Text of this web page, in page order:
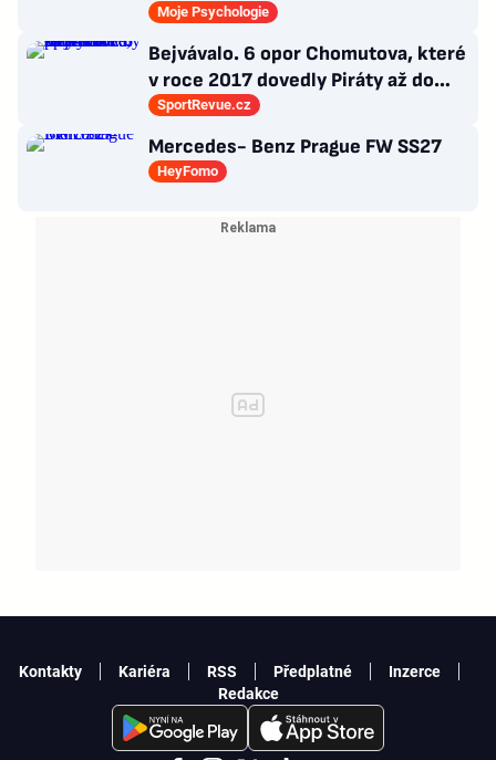
Moje Psychologie
Bejvávalo. 6 opor Chomutova, které
v roce 2017 dovedly Piráty až do
semifinále play-off
SportRevue.cz
Mercedes- Benz Prague FW SS27
HeyFomo
Kontakty Kariéra RSS Předplatné
Inzerce
Redakce